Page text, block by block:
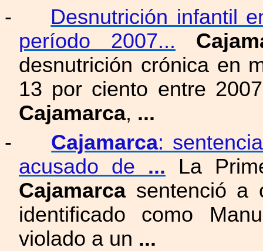
-
Desnutrición infantil
período 2007...
desnutrición crónica en
13 por ciento entre
Cajamarca, ...
-
Cajamarca:
acusado de ... La
Cajamarcasentenció a
identificado como
violado a un ...